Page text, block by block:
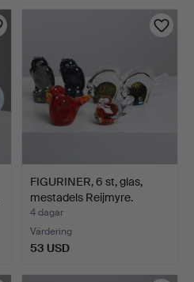
FIGURINER, 6 st, glas,
mestadels Reijmyre.
4 dagar
Värdering
53 USD